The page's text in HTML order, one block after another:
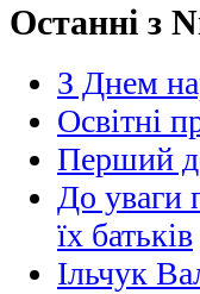
Останні з
З Днем
Освітні
Перший
До уваги
їх батьків
Ільчук